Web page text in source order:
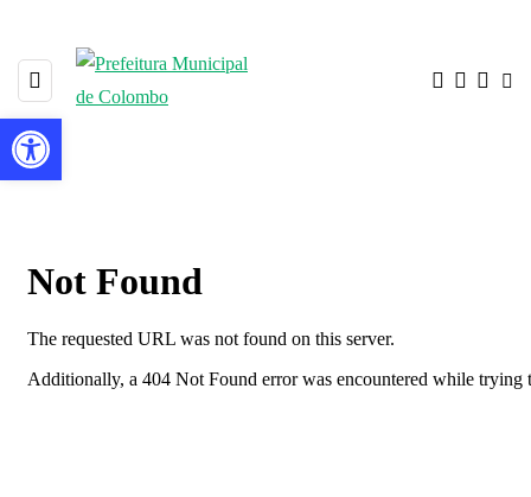
ISO 9001 SEMAD
Barra de Ferramentas Aberta